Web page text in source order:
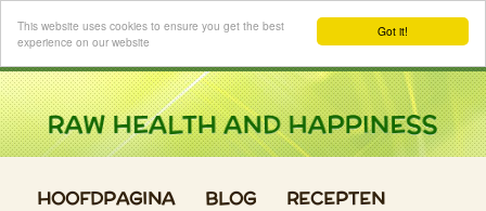
Got it!
This website uses cookies to ensure you get the best
experience on our website
Login
HOOFDPAGINA BLOG
RECEPTEN